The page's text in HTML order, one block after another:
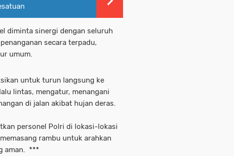
diminta sinergi dengan seluruh
secara terpadu,
umum.
untuk turun langsung ke
lintas, mengatur, menangani
di jalan akibat hujan deras.
personel Polri di lokasi-lokasi
rambu untuk arahkan
aman. ***